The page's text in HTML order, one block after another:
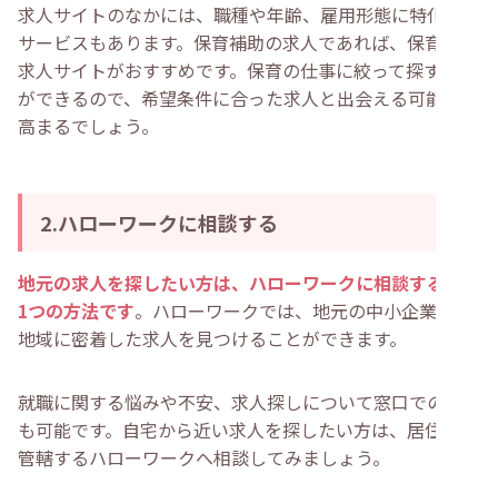
求人サイトのなかには、職種や年齢、雇用形態に特化した
サービスもあります。保育補助の求人であれば、保育系の
求人サイトがおすすめです。保育の仕事に絞って探すこと
ができるので、希望条件に合った求人と出会える可能性が
高まるでしょう。
2.ハローワークに相談する
地元の求人を探したい方は、ハローワークに相談するのも
1つの方法です。ハローワークでは、地元の中小企業など
地域に密着した求人を見つけることができます。
就職に関する悩みや不安、求人探しについて窓口での相談
も可能です。自宅から近い求人を探したい方は、居住地を
管轄するハローワークへ相談してみましょう。